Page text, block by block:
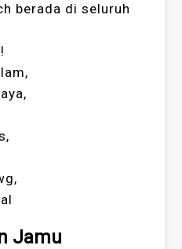
berada di seluruh
Jamu